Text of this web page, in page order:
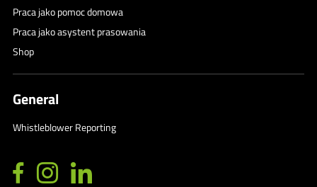
Praca jako pomoc domowa
Praca jako asystent prasowania
Shop
General
Whistleblower Reporting